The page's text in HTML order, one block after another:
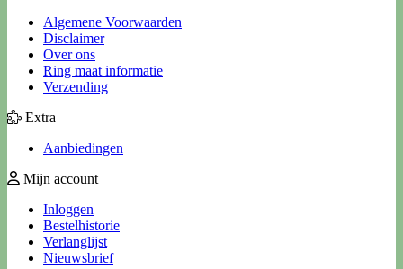
Algemene Voorwaarden
Disclaimer
Over ons
Ring maat informatie
Verzending
Extra
Aanbiedingen
Mijn account
Inloggen
Bestelhistorie
Verlanglijst
Nieuwsbrief